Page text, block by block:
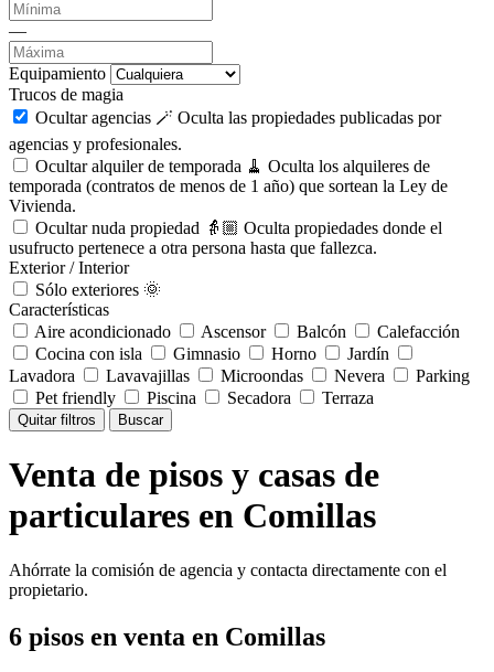
—
Equipamiento
Trucos de magia
Ocultar agencias 🪄 Oculta las propiedades publicadas por
agencias y profesionales.
Ocultar alquiler de temporada 🧹 Oculta los alquileres de
temporada (contratos de menos de 1 año) que sortean la Ley de
Vivienda.
Ocultar nuda propiedad 👵🏼 Oculta propiedades donde el
usufructo pertenece a otra persona hasta que fallezca.
Exterior / Interior
Sólo exteriores 🌞
Características
Aire acondicionado
Ascensor Balcón
Calefacción
Cocina con isla
Gimnasio Horno
Jardín
Lavadora
Lavavajillas Microondas Nevera
Parking
Pet friendly
Piscina Secadora Terraza
Quitar filtros Buscar
Venta de pisos y casas de
particulares en Comillas
Ahórrate la comisión de agencia y contacta directamente con el
propietario.
6 pisos en venta en Comillas